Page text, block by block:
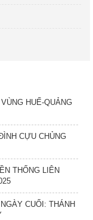
HUẾ-QUẢNG
CỰU CHỦNG
THỐNG LIÊN
CUỐI: THÁNH